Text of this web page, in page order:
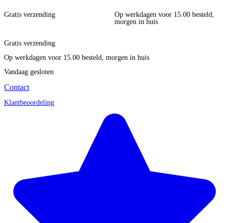
Gratis verzending
Op werkdagen voor 15.00 besteld,
morgen in huis
Gratis verzending
Op werkdagen voor 15.00 besteld, morgen in huis
Vandaag gesloten
Contact
Klantbeoordeling